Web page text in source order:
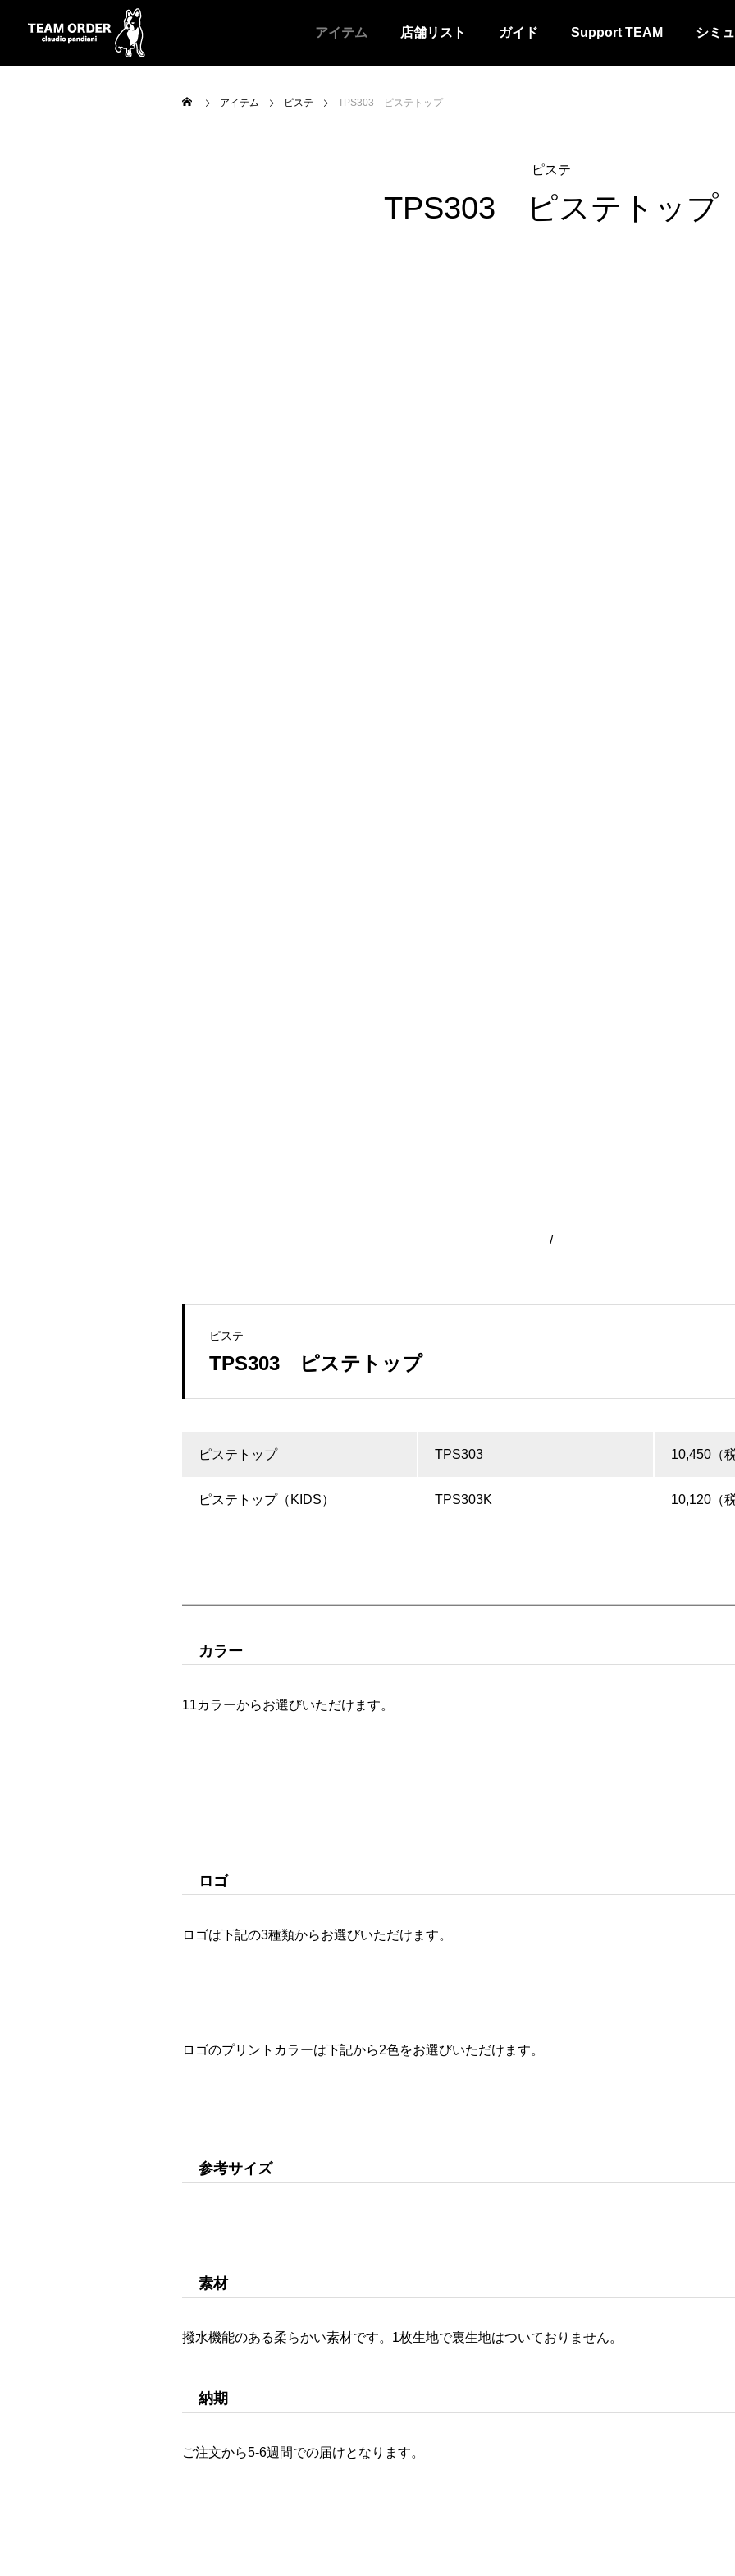
アイテム 店舗リスト ガイド Support TEAM シミ
カスタムシャツ・パンツ ジャージ
アイテム ピステ TPS303 ピステトップ
ピステ
TPS303 ピステトップ
/
ピステ
TPS303 ピステトップ
ピステトップ TPS303 10,450（
ピステトップ（KIDS） TPS303K 10,120（
カラー
11カラーからお選びいただけます。
ロゴ
ロゴは下記の3種類からお選びいただけます。
ロゴのプリントカラーは下記から2色をお選びいただけます。
参考サイズ
素材
撥水機能のある柔らかい素材です。1枚生地で裏生地はついておりません。
納期
ご注文から5-6週間での届けとなります。